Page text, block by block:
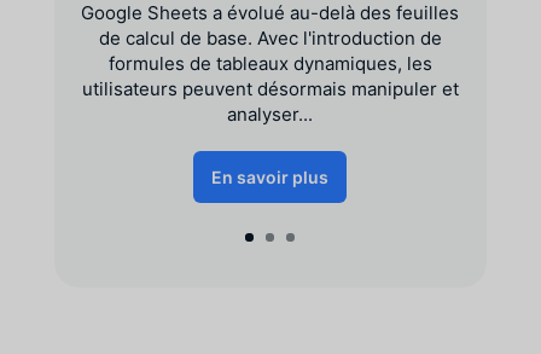
Google Sheets a évolué au-delà des feuilles
de calcul de base. Avec l'introduction de
formules de tableaux dynamiques, les
utilisateurs peuvent désormais manipuler et
analyser...
En savoir plus